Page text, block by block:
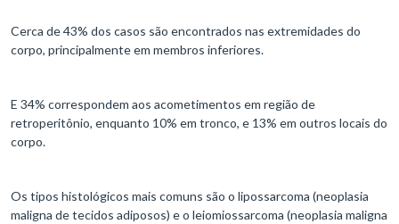
Cerca de 43% dos casos são encontrados nas extremidades do
corpo, principalmente em membros inferiores.
E 34% correspondem aos acometimentos em região de
retroperitônio, enquanto 10% em tronco, e 13% em outros locais do
corpo.
Os tipos histológicos mais comuns são o lipossarcoma (neoplasia
maligna de tecidos adiposos) e o leiomiossarcoma (neoplasia maligna